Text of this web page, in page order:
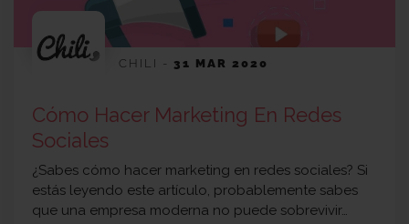
CHILI - 31 MAR 2020
Cómo Hacer Marketing En Redes
Sociales
¿Sabes cómo hacer marketing en redes sociales? Si
estás leyendo este artículo, probablemente sabes
que una empresa moderna no puede sobrevivir…